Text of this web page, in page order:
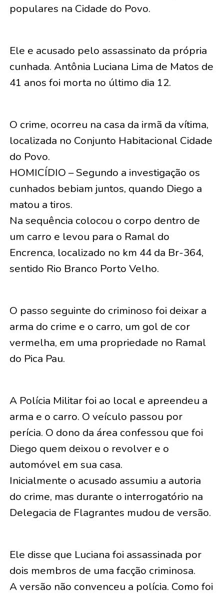
populares na Cidade do Povo.
Ele e acusado pelo assassinato da própria
cunhada. Antônia Luciana Lima de Matos de
41 anos foi morta no último dia 12.
O crime, ocorreu na casa da irmã da vítima,
localizada no Conjunto Habitacional Cidade
do Povo.
HOMICÍDIO – Segundo a investigação os
cunhados bebiam juntos, quando Diego a
matou a tiros.
Na sequência colocou o corpo dentro de
um carro e levou para o Ramal do
Encrenca, localizado no km 44 da Br-364,
sentido Rio Branco Porto Velho.
O passo seguinte do criminoso foi deixar a
arma do crime e o carro, um gol de cor
vermelha, em uma propriedade no Ramal
do Pica Pau.
A Polícia Militar foi ao local e apreendeu a
arma e o carro. O veículo passou por
perícia. O dono da área confessou que foi
Diego quem deixou o revolver e o
automóvel em sua casa.
Inicialmente o acusado assumiu a autoria
do crime, mas durante o interrogatório na
Delegacia de Flagrantes mudou de versão.
Ele disse que Luciana foi assassinada por
dois membros de uma facção criminosa.
A versão não convenceu a polícia. Como foi